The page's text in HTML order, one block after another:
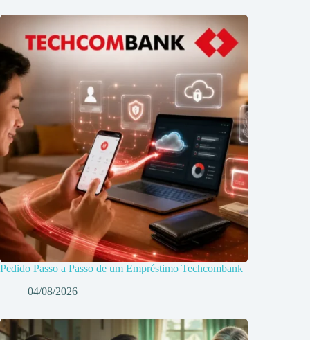
Pedido Passo a Passo de um Empréstimo Techcombank
04/08/2026